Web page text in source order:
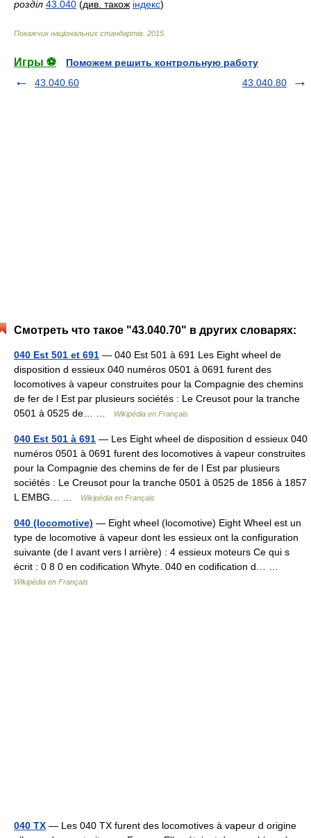
розділ 43.040 (див. також індекс)
Покажчик національних стандартів 2015
Игры ⚽
Поможем решить контрольную работу
43.040.60
43.040.80
Смотреть что такое "43.040.70" в других словарях:
040 Est 501 et 691 — 040 Est 501 à 691 Les Eight wheel de
disposition d essieux 040 numéros 0501 à 0691 furent des
locomotives à vapeur construites pour la Compagnie des chemins
de fer de l Est par plusieurs sociétés : Le Creusot pour la tranche
0501 à 0525 de… …
Wikipédia en Français
040 Est 501 à 691 — Les Eight wheel de disposition d essieux 040
numéros 0501 à 0691 furent des locomotives à vapeur construites
pour la Compagnie des chemins de fer de l Est par plusieurs
sociétés : Le Creusot pour la tranche 0501 à 0525 de 1856 à 1857
L EMBG… …
Wikipédia en Français
040 (locomotive) — Eight wheel (locomotive) Eight Wheel est un
type de locomotive à vapeur dont les essieux ont la configuration
suivante (de l avant vers l arrière) : 4 essieux moteurs Ce qui s
écrit : 0 8 0 en codification Whyte. 040 en codification d… …
Wikipédia en Français
040 TX — Les 040 TX furent des locomotives à vapeur d origine